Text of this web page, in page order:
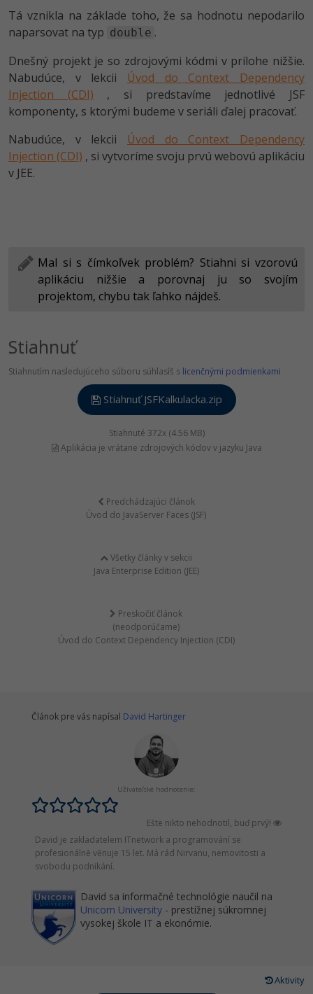
Tá vznikla na základe toho, že sa hodnotu nepodarilo
naparsovat na typ double .
Dnešný projekt je so zdrojovými kódmi v prílohe nižšie.
Nabudúce, v lekcii Úvod do Context Dependency
Injection (CDI) , si predstavíme jednotlivé JSF
komponenty, s ktorými budeme v seriáli ďalej pracovať.
Nabudúce, v lekcii Úvod do Context Dependency
Injection (CDI) , si vytvoríme svoju prvú webovú aplikáciu
v JEE.
Mal si s čímkoľvek problém? Stiahni si vzorovú
aplikáciu nižšie a porovnaj ju so svojím
projektom, chybu tak ľahko nájdeš.
Stiahnuť
Stiahnutím nasledujúceho súboru súhlasíš s licenčnými podmienkami
Stiahnuť JSFKalkulacka.zip
Stiahnuté 372x (4.56 MB)
Aplikácia je vrátane zdrojových kódov v jazyku Java
Predchádzajúci článok
Úvod do JavaServer Faces (JSF)
Všetky články v sekcii
Java Enterprise Edition (JEE)
Preskočiť článok
(neodporúčame)
Úvod do Context Dependency Injection (CDI)
Článok pre vás napísal David Hartinger
Užívateľské hodnotenie:
Ešte nikto nehodnotil, buď prvý!
David je zakladatelem ITnetwork a programování se
profesionálně věnuje 15 let. Má rád Nirvanu, nemovitosti a
svobodu podnikání.
David sa informačné technológie naučil na
Unicorn University - prestížnej súkromnej
vysokej škole IT a ekonómie.
Aktivity